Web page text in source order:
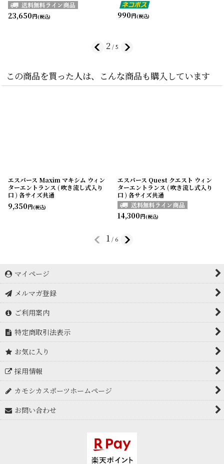
23,650円(税込) 990円(税込)
2 / 5
この商品を買った人は、こんな商品も購入しています
エスパース Maxim マキシム ウィン
ターエントランス ( 吹き流し式入り
口 ) 各サイズ共通
9,350円(税込)
エスパース Quest クエスト ウィン
ターエントランス ( 吹き流し式入り
口 ) 各サイズ共通
14,300円(税込)
1 / 6
マイページ
メルマガ登録
ご利用案内
特定商取引法表示
お気に入り
採用情報
カモシカスポーツホームページ
お問い合わせ